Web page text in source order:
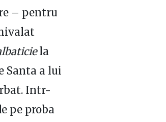
– pentru
la
Santa a lui
Intr-
pe proba